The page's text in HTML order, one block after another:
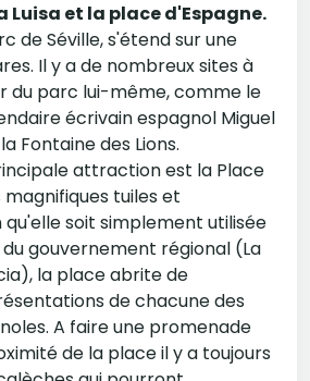
Luisa et la place d'Espagne.
de Séville, s'étend sur une
Il y a de nombreux sites à
du parc lui-même, comme le
écrivain espagnol Miguel
Fontaine des Lions.
attraction est la Place
tuiles et
qu'elle soit simplement utilisée
gouvernement régional (La
la place abrite de
de chacune des
A faire une promenade
de la place il y a toujours